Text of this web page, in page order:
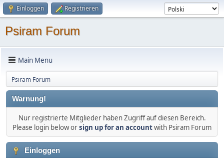
Einloggen Registrieren
Psiram Forum
Main Menu
Psiram Forum
Warnung!
Nur registrierte Mitglieder haben Zugriff auf diesen Bereich.
Please login below orsign up for an accountwith Psiram Forum
Einloggen